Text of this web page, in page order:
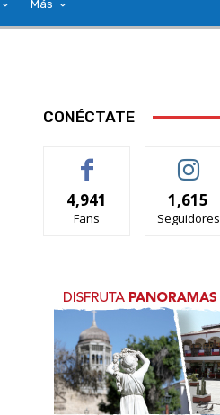
Más
CONÉCTATE
4,941
Fans
1,615
Seguidores